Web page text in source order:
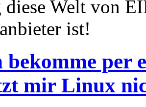
diese Welt von
ist!
bekomme per
mir Linux